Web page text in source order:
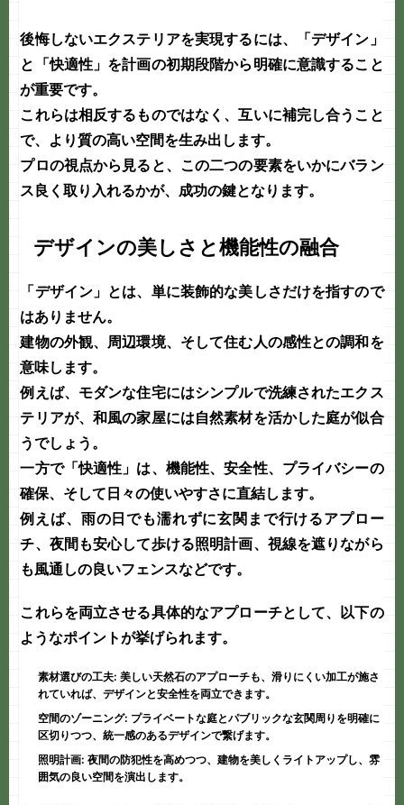
後悔しないエクステリアを実現するには、「デザイン 」
と「快適性 」を計画の初期段階から明確に意識すること
が重要です。
これらは相反するものではなく、互いに補完し合うこと
で、より質の高い空間を生み出します。
プロの視点から見ると、この二つの要素をいかにバラン
ス良く取り入れるかが、成功の鍵となります。
デザインの美しさと機能性の融合
「デザイン 」とは、単に装飾的な美しさだけを指すので
はありません。
建物の外観、周辺環境、そして住む人の感性との調和を
意味します。
例えば、モダンな住宅にはシンプルで洗練されたエクス
テリアが、和風の家屋には自然素材を活かした庭が似合
うでしょう。
一方で「快適性 」は、機能性、安全性、プライバシーの
確保、そして日々の使いやすさに直結します。
例えば、雨の日でも濡れずに玄関まで行けるアプロー
チ、夜間も安心して歩ける照明計画、視線を遮りながら
も風通しの良いフェンスなどです。
これらを両立させる具体的なアプローチとして、以下の
ようなポイントが挙げられます。
素材選びの工夫: 美しい天然石のアプローチも、滑りにくい加工が施さ
れていれば、デザインと安全性を両立できます。
空間のゾーニング: プライベートな庭とパブリックな玄関周りを明確に
区切りつつ、統一感のあるデザインで繋げます。
照明計画: 夜間の防犯性を高めつつ、建物を美しくライトアップし、雰
囲気の良い空間を演出します。